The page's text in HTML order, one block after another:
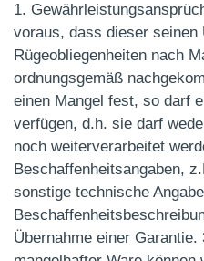
1.
voraus, dass dieser seinen
Rügeobliegenheiten nach
ordnungsgemäß
einen Mangel fest, so darf
verfügen, d.h. sie darf
noch weiterverarbeitet
Beschaffenheitsangaben,
sonstige technische
Übernahme einer Garantie.